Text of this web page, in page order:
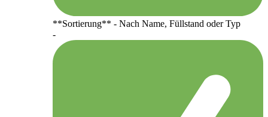
**Sortierung** - Nach Name, Füllstand oder Typ
-